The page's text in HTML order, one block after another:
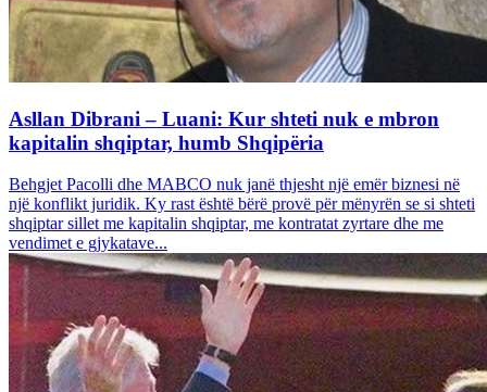
Asllan Dibrani – Luani: Kur shteti nuk e mbron
kapitalin shqiptar, humb Shqipëria
Behgjet Pacolli dhe MABCO nuk janë thjesht një emër biznesi në
një konflikt juridik. Ky rast është bërë provë për mënyrën se si shteti
shqiptar sillet me kapitalin shqiptar, me kontratat zyrtare dhe me
vendimet e gjykatave...